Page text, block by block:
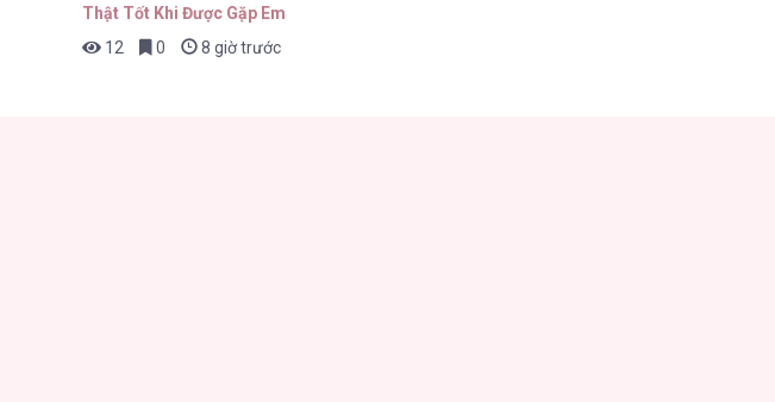
Thật Tốt Khi Được Gặp Em
12
0 8 giờ trước